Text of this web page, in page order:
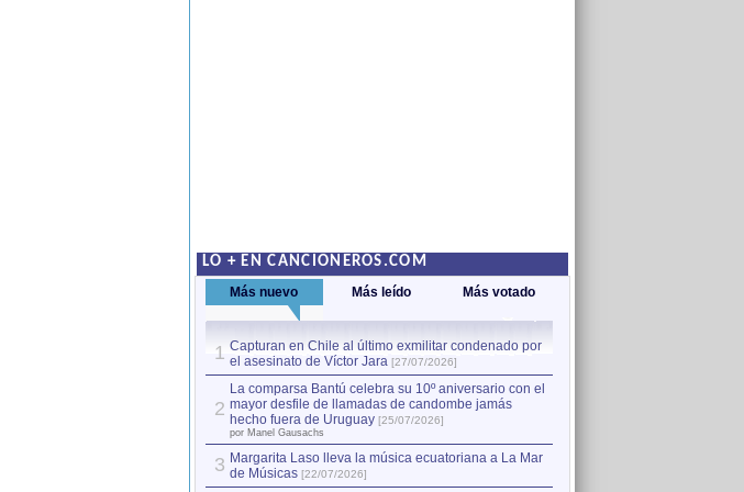
LO + EN CANCIONEROS.COM
Más nuevo Más leído Más votado
1 Capturan en Chile al último exmilitar condenado por
el asesinato de Víctor Jara [27/07/2026]
2
La comparsa Bantú celebra su 10º aniversario con el
mayor desfile de llamadas de candombe jamás
hecho fuera de Uruguay [25/07/2026]
por Manel Gausachs
3 Margarita Laso lleva la música ecuatoriana a La Mar
de Músicas [22/07/2026]